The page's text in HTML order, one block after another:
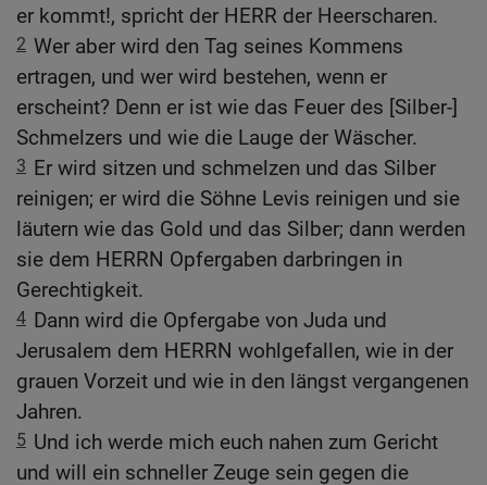
er kommt!, spricht der HERR der Heerscharen.
2 Wer aber wird den Tag seines Kommens
ertragen, und wer wird bestehen, wenn er
erscheint? Denn er ist wie das Feuer des [Silber-]
Schmelzers und wie die Lauge der Wäscher.
3 Er wird sitzen und schmelzen und das Silber
reinigen; er wird die Söhne Levis reinigen und sie
läutern wie das Gold und das Silber; dann werden
sie dem HERRN Opfergaben darbringen in
Gerechtigkeit.
4 Dann wird die Opfergabe von Juda und
Jerusalem dem HERRN wohlgefallen, wie in der
grauen Vorzeit und wie in den längst vergangenen
Jahren.
5 Und ich werde mich euch nahen zum Gericht
und will ein schneller Zeuge sein gegen die